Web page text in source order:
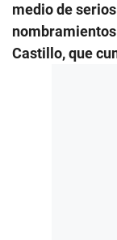
medio de
Castillo, que